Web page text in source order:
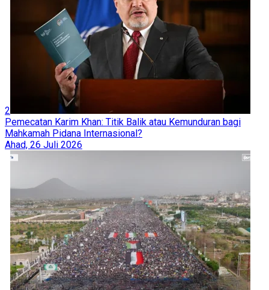
2
Pemecatan Karim Khan: Titik Balik atau Kemunduran bagi
Mahkamah Pidana Internasional?
Ahad, 26 Juli 2026